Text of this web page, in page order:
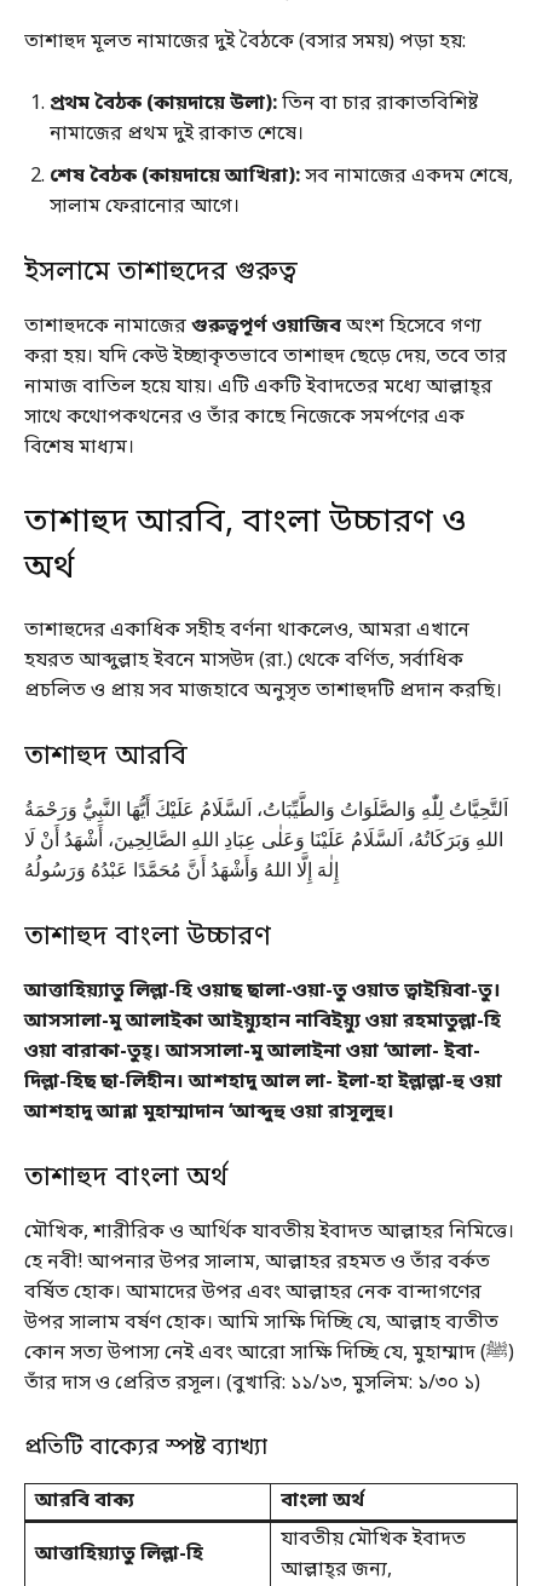
তাশাহুদ মূলত নামাজের দুই বৈঠকে (বসার সময়) পড়া হয়:
প্রথম বৈঠক (কায়দায়ে উলা):তিন বা চার রাকাতবিশিষ্ট
নামাজের প্রথম দুই রাকাত শেষে।
শেষ বৈঠক (কায়দায়ে আখিরা):সব নামাজের একদম শেষে,
সালাম ফেরানোর আগে।
ইসলামে তাশাহুদের গুরুত্ব
তাশাহুদকে নামাজেরগুরুত্বপূর্ণ ওয়াজিবঅংশ হিসেবে গণ্য
করা হয়। যদি কেউ ইচ্ছাকৃতভাবে তাশাহুদ ছেড়ে দেয়, তবে তার
নামাজ বাতিল হয়ে যায়। এটি একটি ইবাদতের মধ্যে আল্লাহ্‌র
সাথে কথোপকথনের ও তাঁর কাছে নিজেকে সমর্পণের এক
বিশেষ মাধ্যম।
তাশাহুদ আরবি, বাংলা উচ্চারণ ও
অর্থ
তাশাহুদের একাধিক সহীহ বর্ণনা থাকলেও, আমরা এখানে
হযরত আব্দুল্লাহ ইবনে মাসউদ (রা.) থেকে বর্ণিত, সর্বাধিক
প্রচলিত ও প্রায় সব মাজহাবে অনুসৃত তাশাহুদটি প্রদান করছি।
তাশাহুদ আরবি
اَلتَّحِيَّاتُ لِلّٰهِ وَالصَّلَوَاتُ وَالطَّيِّبَاتُ، اَلسَّلَامُ عَلَيْكَ أَيُّهَا النَّبِيُّ وَرَحْمَةُ
اللهِ وَبَرَكَاتُهُ، اَلسَّلَامُ عَلَيْنَا وَعَلٰى عِبَادِ اللهِ الصَّالِحِينَ، أَشْهَدُ أَنْ لَا
إِلٰهَ إِلَّا اللهُ وَأَشْهَدُ أَنَّ مُحَمَّدًا عَبْدُهُ وَرَسُولُهُ
তাশাহুদ বাংলা উচ্চারণ
আত্তাহিয়্যাতু লিল্লা-হি ওয়াছ ছালা-ওয়া-তু ওয়াত ত্বাইয়িবা-তু।
আসসালা-মু আলাইকা আইয়্যুহান নাবিইয়্যু ওয়া রহমাতুল্লা-হি
ওয়া বারাকা-তুহ্। আসসালা-মু আলাইনা ওয়া ‘আলা- ইবা-
দিল্লা-হিছ ছা-লিহীন। আশহাদু আল লা- ইলা-হা ইল্লাল্লা-হু ওয়া
আশহাদু আন্না মুহাম্মাদান ‘আব্দুহু ওয়া রাসূলুহু।
তাশাহুদ বাংলা অর্থ
মৌখিক, শারীরিক ও আর্থিক যাবতীয় ইবাদত আল্লাহর নিমিত্তে।
হে নবী! আপনার উপর সালাম, আল্লাহর রহমত ও তাঁর বর্কত
বর্ষিত হােক। আমাদের উপর এবং আল্লাহর নেক বান্দাগণের
উপর সালাম বর্ষণ হোক। আমি সাক্ষি দিচ্ছি যে, আল্লাহ ব্যতীত
কোন সত্য উপাস্য নেই এবং আরো সাক্ষি দিচ্ছি যে, মুহাম্মাদ (ﷺ)
তাঁর দাস ও প্রেরিত রসূল। (বুখারি: ১১/১৩, মুসলিম: ১/৩০ ১)
প্রতিটি বাক্যের স্পষ্ট ব্যাখ্যা
আরবি বাক্য
বাংলা অর্থ
আত্তাহিয়্যাতু লিল্লা-হি
যাবতীয় মৌখিক ইবাদত
আল্লাহ্‌র জন্য,